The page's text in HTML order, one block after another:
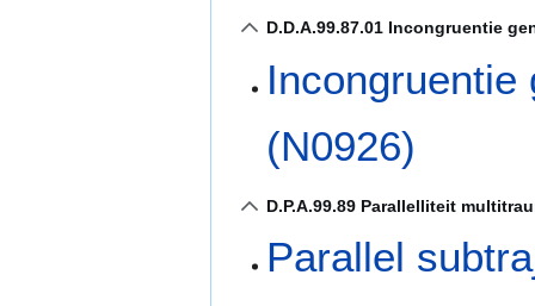
D.D.A.99.87.01 Incongruentie
(N0926)
D.P.A.99.89 Parallelliteit
Parallel